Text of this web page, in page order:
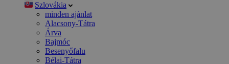
Szlovákia
minden ajánlat
Alacsony-Tátra
Árva
Bajmóc
Besenyőfalu
Bélai-Tátra